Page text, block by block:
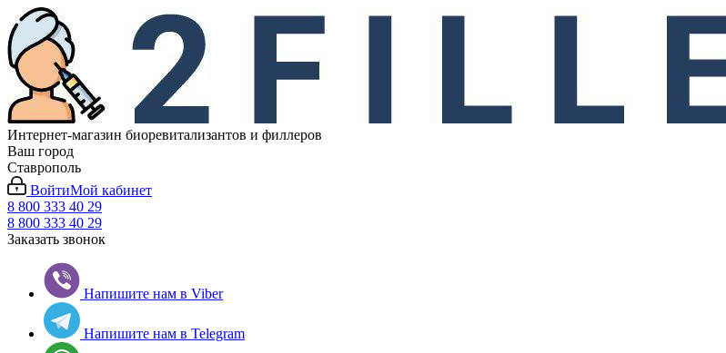
Интернет-магазин биоревитализантов и филлеров
Ваш город
Ставрополь
ВойтиМой кабинет
8 800 333 40 29
8 800 333 40 29
Заказать звонок
Напишите нам в Viber
Напишите нам в Telegram